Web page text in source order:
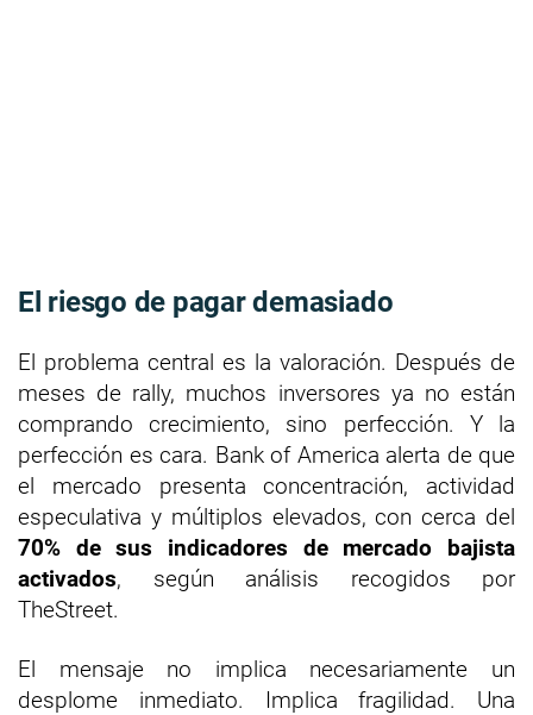
El riesgo de pagar demasiado
El problema central es la valoración. Después de
meses de rally, muchos inversores ya no están
comprando crecimiento, sino perfección. Y la
perfección es cara. Bank of America alerta de que
el mercado presenta concentración, actividad
especulativa y múltiplos elevados, con cerca del
70% de sus indicadores de mercado bajista
activados, según análisis recogidos por
TheStreet.
El mensaje no implica necesariamente un
desplome inmediato. Implica fragilidad. Una